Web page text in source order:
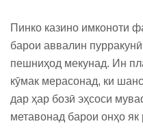
Пинко казино имконоти
барои аввалин
пешниҳод мекунад. Ин
кӯмак мерасонад, ки
дар ҳар бозӣ эҳсоси
метавонад барои онҳо